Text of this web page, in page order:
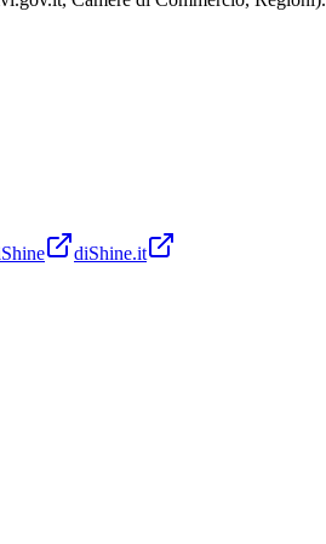
diShine.it